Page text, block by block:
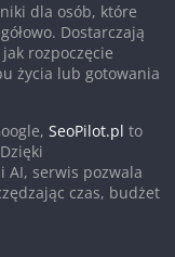
dla osób, które
Dostarczają
rozpoczęcie
życia lub gotowania
SeoPilot.pl to
AI, serwis pozwala
czas, budżet